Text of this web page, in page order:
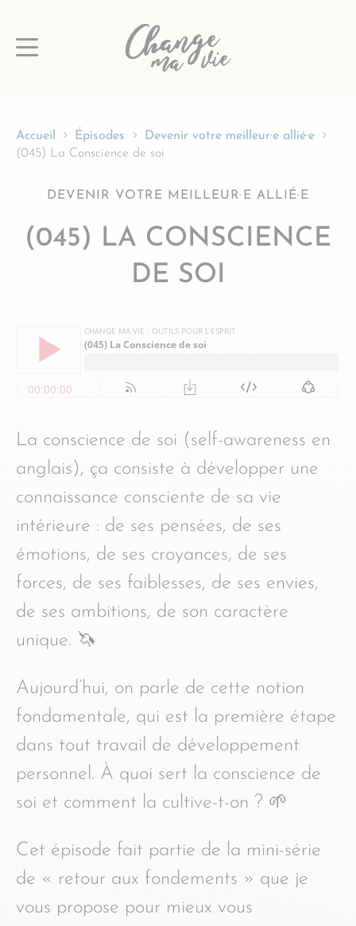
au
Accueil Épisodes
Devenir votre meilleur·e allié·e
(045) La Conscience de soi
DEVENIR VOTRE MEILLEUR·E ALLIÉ·E
(045) LA CONSCIENCE
DE SOI
La conscience de soi (self-awareness en
anglais), ça consiste à développer une
connaissance consciente de sa vie
intérieure : de ses pensées, de ses
émotions, de ses croyances, de ses
forces, de ses faiblesses, de ses envies,
de ses ambitions, de son caractère
unique. 🦄
Aujourd’hui, on parle de cette notion
fondamentale, qui est la première étape
dans tout travail de développement
personnel. À quoi sert la conscience de
soi et comment la cultive-t-on ? 🌱
Cet épisode fait partie de la mini-série
de « retour aux fondements » que je
vous propose pour mieux vous